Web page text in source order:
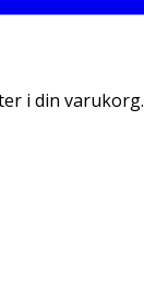
i din varukorg.